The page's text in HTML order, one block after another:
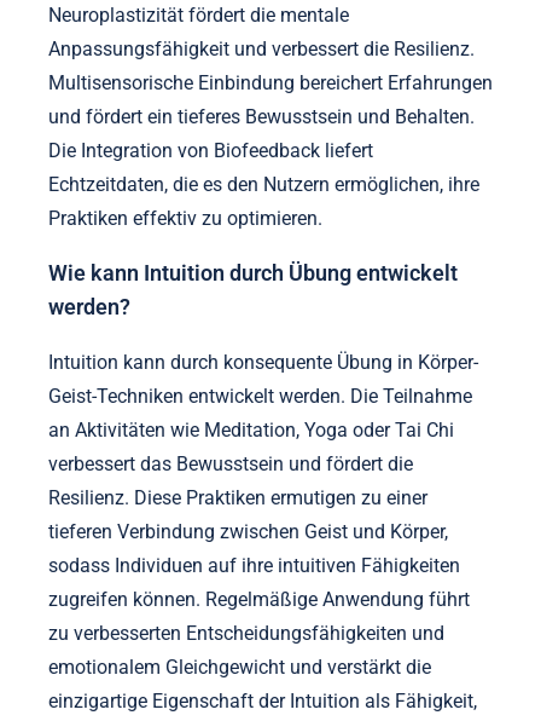
Neuroplastizität fördert die mentale
Anpassungsfähigkeit und verbessert die Resilienz.
Multisensorische Einbindung bereichert Erfahrungen
und fördert ein tieferes Bewusstsein und Behalten.
Die Integration von Biofeedback liefert
Echtzeitdaten, die es den Nutzern ermöglichen, ihre
Praktiken effektiv zu optimieren.
Wie kann Intuition durch Übung entwickelt
werden?
Intuition kann durch konsequente Übung in Körper-
Geist-Techniken entwickelt werden. Die Teilnahme
an Aktivitäten wie Meditation, Yoga oder Tai Chi
verbessert das Bewusstsein und fördert die
Resilienz. Diese Praktiken ermutigen zu einer
tieferen Verbindung zwischen Geist und Körper,
sodass Individuen auf ihre intuitiven Fähigkeiten
zugreifen können. Regelmäßige Anwendung führt
zu verbesserten Entscheidungsfähigkeiten und
emotionalem Gleichgewicht und verstärkt die
einzigartige Eigenschaft der Intuition als Fähigkeit,